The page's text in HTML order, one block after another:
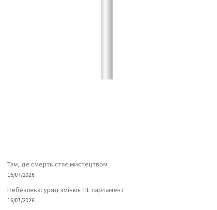
Там, де смерть стає мистецтвом
16/07/2026
Небезпека: уряд змінює НЕ парламент
16/07/2026